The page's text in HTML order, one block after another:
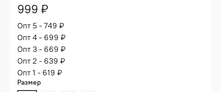
999 ₽
Опт 5 - 749 ₽
Опт 4 - 699 ₽
Опт 3 - 669 ₽
Опт 2 - 639 ₽
Опт 1 - 619 ₽
Размер